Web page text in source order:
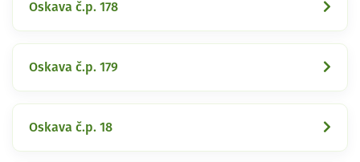
Oskava č.p. 178
Oskava č.p. 179
Oskava č.p. 18